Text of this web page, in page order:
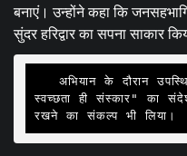
बनाएं। उन्होंने कहा कि
सुंदर हरिद्वार का सपना साकार
स्वच्छता ही संस्कार" का
रखने का संकल्प भी लिया।